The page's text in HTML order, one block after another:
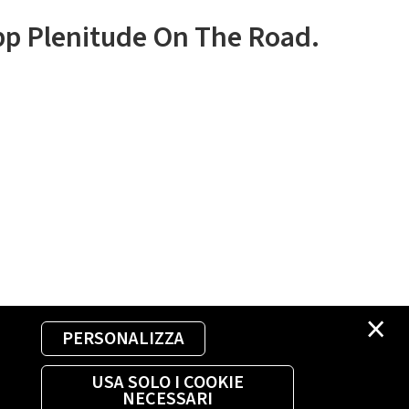
×
PERSONALIZZA
USA SOLO I COOKIE
NECESSARI
Plenitude On The Road.